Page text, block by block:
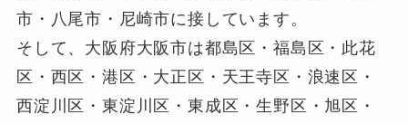
市・八尾市・尼崎市に接しています。
そして、大阪府大阪市は都島区・福島区・此花
区・西区・港区・大正区・天王寺区・浪速区・
西淀川区・東淀川区・東成区・生野区・旭区・